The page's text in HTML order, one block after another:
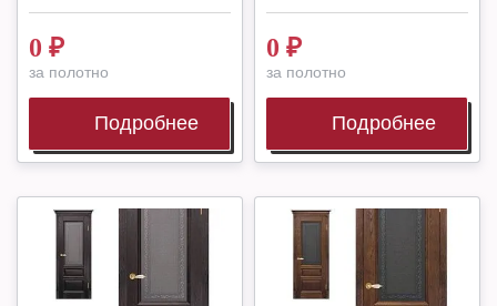
0 ₽
за полотно
Подробнее
0 ₽
за полотно
Подробнее